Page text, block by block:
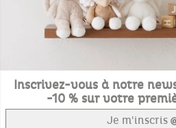
Inscrivez-vous à notre
-10 % sur votre
Je m'inscris